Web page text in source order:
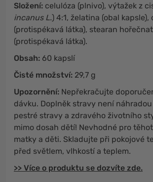
Složení: celulóza (plnivo), výtažek z
incanus L.) 4:1, želatina (obal
(protispékavá látka), stearan
(protispékavá látka).
Obsah: 60 kapslí
Čisté množství: 29,7 g
Upozornění: Nepřekračujte
dávku. Doplněk stravy není
pestré stravy a zdravého životního
mimo dosah dětí! Nevhodné pro
matky a děti. Skladujte při pokojové
před světlem, vlhkostí a teplem.
>> Více o produktu se dozvíte zde.